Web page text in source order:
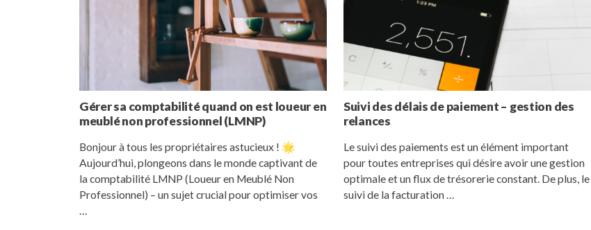
Gérer sa comptabilité quand on est loueur en
meublé non professionnel (LMNP)
Bonjour à tous les propriétaires astucieux ! 🌟
Aujourd’hui, plongeons dans le monde captivant de
la comptabilité LMNP (Loueur en Meublé Non
Professionnel) – un sujet crucial pour optimiser vos
…
Suivi des délais de paiement – gestion des
relances
Le suivi des paiements est un élément important
pour toutes entreprises qui désire avoir une gestion
optimale et un flux de trésorerie constant. De plus, le
suivi de la facturation …